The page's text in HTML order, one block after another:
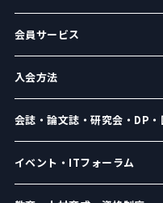
会員サービス
入会方法
会誌・論文誌・研究会・DP・
イベント・ITフォーラム